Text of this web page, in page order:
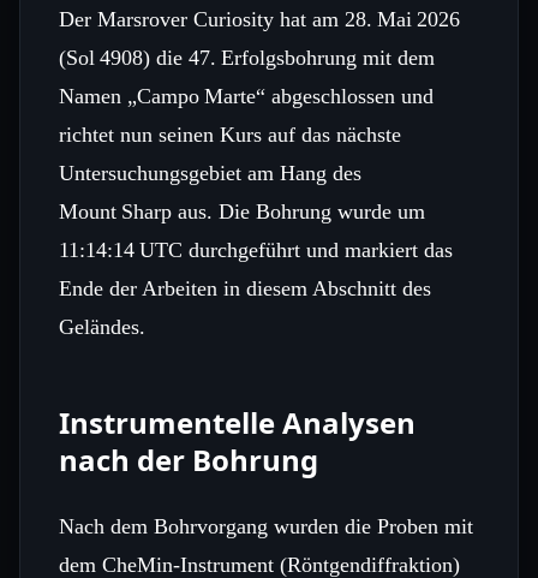
Der Marsrover Curiosity hat am 28. Mai 2026
(Sol 4908) die 47. Erfolgsbohrung mit dem
Namen „Campo Marte“ abgeschlossen und
richtet nun seinen Kurs auf das nächste
Untersuchungsgebiet am Hang des
Mount Sharp aus. Die Bohrung wurde um
11:14:14 UTC durchgeführt und markiert das
Ende der Arbeiten in diesem Abschnitt des
Geländes.
Instrumentelle Analysen
nach der Bohrung
Nach dem Bohrvorgang wurden die Proben mit
dem CheMin‑Instrument (Röntgendiffraktion)